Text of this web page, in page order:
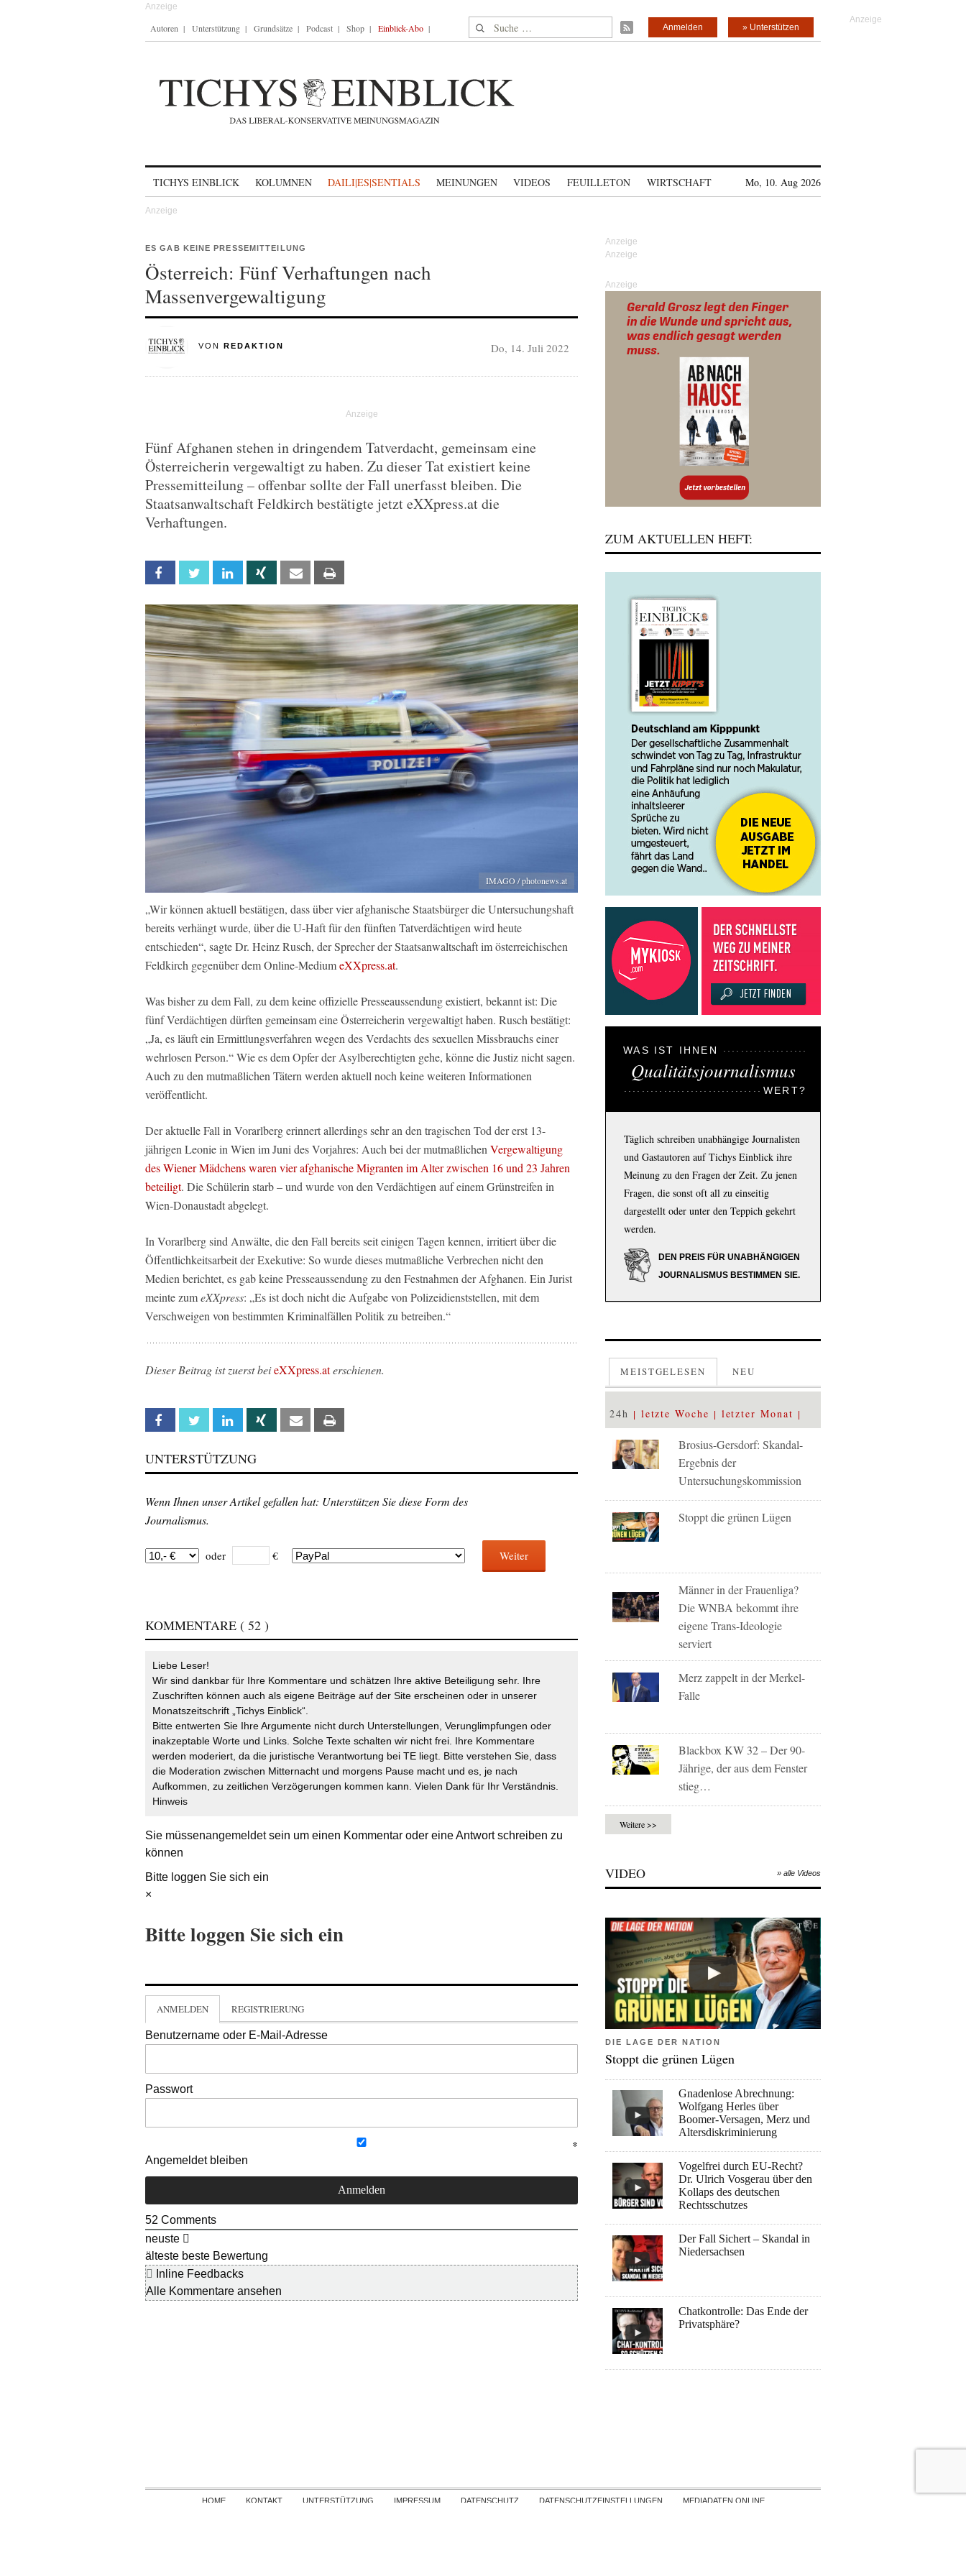
Autoren Unterstützung Grundsätze Podcast Shop Einblick-Abo Suche nach: » Unterstützen
Anmelden
TICHYS EINBLICK KOLUMNEN DAILI|ES|SENTIALS MEINUNGEN VIDEOS FEUILLETON WIRTSCHAFT Mo, 10. Aug 2026
ES GAB KEINE PRESSEMITTEILUNG
Österreich: Fünf Verhaftungen nach
Massenvergewaltigung
VON REDAKTION Do, 14. Juli 2022
Fünf Afghanen stehen in dringendem Tatverdacht, gemeinsam eine
Österreicherin vergewaltigt zu haben. Zu dieser Tat existiert keine
Pressemitteilung – offenbar sollte der Fall unerfasst bleiben. Die
Staatsanwaltschaft Feldkirch bestätigte jetzt eXXpress.at die
Verhaftungen.
Facebook Twitter Linkedin Xing Email
IMAGO / photonews.at
„Wir können aktuell bestätigen, dass über vier afghanische Staatsbürger die Untersuchungshaft
bereits verhängt wurde, über die U-Haft für den fünften Tatverdächtigen wird heute
entschieden“, sagte Dr. Heinz Rusch, der Sprecher der Staatsanwaltschaft im österreichischen
Feldkirch gegenüber dem Online-MediumeXXpress.at.
Was bisher zu dem Fall, zu dem keine offizielle Presseaussendung existiert, bekannt ist: Die
fünf Verdächtigen dürften gemeinsam eine Österreicherin vergewaltigt haben. Rusch bestätigt:
„Ja, es läuft ein Ermittlungsverfahren wegen des Verdachts des sexuellen Missbrauchs einer
wehrlosen Person.“ Wie es dem Opfer der Asylberechtigten gehe, könne die Justiz nicht sagen.
Auch zu den mutmaßlichen Tätern werden aktuell noch keine weiteren Informationen
veröffentlicht.
Der aktuelle Fall in Vorarlberg erinnert allerdings sehr an den tragischen Tod der erst 13-
jährigen Leonie in Wien im Juni des Vorjahres: Auch bei der mutmaßlichen Vergewaltigung
des Wiener Mädchens waren vier afghanische Migranten im Alter zwischen 16 und 23 Jahren
beteiligt. Die Schülerin starb – und wurde von den Verdächtigen auf einem Grünstreifen in
Wien-Donaustadt abgelegt.
In Vorarlberg sind Anwälte, die den Fall bereits seit einigen Tagen kennen, irritiert über die
Öffentlichkeitsarbeit der Exekutive: So wurde dieses mutmaßliche Verbrechen nicht den
Medien berichtet, es gab keine Presseaussendung zu den Festnahmen der Afghanen. Ein Jurist
meinte zumeXXpress: „Es ist doch nicht die Aufgabe von Polizeidienststellen, mit dem
Verschweigen von bestimmten Kriminalfällen Politik zu betreiben.“
Dieser Beitrag ist zuerst beieXXpress.aterschienen.
Facebook Twitter Linkedin Xing Email
UNTERSTÜTZUNG
Wenn Ihnen unser Artikel gefallen hat: Unterstützen Sie diese Form des
Journalismus.
oder € Weiter
KOMMENTARE ( 52 )
Liebe Leser!
Wir sind dankbar für Ihre Kommentare und schätzen Ihre aktive Beteiligung sehr. Ihre
Zuschriften können auch als eigene Beiträge auf der Site erscheinen oder in unserer
Monatszeitschrift „Tichys Einblick“.
Bitte entwerten Sie Ihre Argumente nicht durch Unterstellungen, Verunglimpfungen oder
inakzeptable Worte und Links. Solche Texte schalten wir nicht frei. Ihre Kommentare
werden moderiert, da die juristische Verantwortung bei TE liegt. Bitte verstehen Sie, dass
die Moderation zwischen Mitternacht und morgens Pause macht und es, je nach
Aufkommen, zu zeitlichen Verzögerungen kommen kann. Vielen Dank für Ihr Verständnis.
Hinweis
Sie müssenangemeldetsein um einen Kommentar oder eine Antwort schreiben zu
können
Bitte loggen Sie sich ein
×
Bitte loggen Sie sich ein
ANMELDEN REGISTRIERUNG
Benutzername oder E-Mail-Adresse
Passwort
Angemeldet bleiben
52 Comments
neuste
älteste beste Bewertung
Inline Feedbacks
Alle Kommentare ansehen
Anzeige
ZUM AKTUELLEN HEFT:
WAS IST IHNEN
Qualitätsjournalismus
WERT?
Täglich schreiben unabhängige Journalisten
und Gastautoren auf Tichys Einblick ihre
Meinung zu den Fragen der Zeit. Zu jenen
Fragen, die sonst oft all zu einseitig
dargestellt oder unter den Teppich gekehrt
werden.
DEN PREIS FÜR UNABHÄNGIGEN
JOURNALISMUS BESTIMMEN SIE.
MEISTGELESEN NEU
24h letzte Woche letzter Monat
Brosius-Gersdorf: Skandal-
Ergebnis der
Untersuchungskommission
Stoppt die grünen Lügen
Männer in der Frauenliga?
Die WNBA bekommt ihre
eigene Trans-Ideologie
serviert
Merz zappelt in der Merkel-
Falle
Blackbox KW 32 – Der 90-
Jährige, der aus dem Fenster
stieg…
Weitere >>
VIDEO » alle Videos
DIE LAGE DER NATION
Stoppt die grünen Lügen
Gnadenlose Abrechnung:
Wolfgang Herles über
Boomer-Versagen, Merz und
Altersdiskriminierung
Vogelfrei durch EU-Recht?
Dr. Ulrich Vosgerau über den
Kollaps des deutschen
Rechtsschutzes
Der Fall Sichert – Skandal in
Niedersachsen
Chatkontrolle: Das Ende der
Privatsphäre?
Skip to content
HOME KONTAKT UNTERSTÜTZUNG IMPRESSUM DATENSCHUTZ DATENSCHUTZEINSTELLUNGEN
MEDIADATEN ONLINE